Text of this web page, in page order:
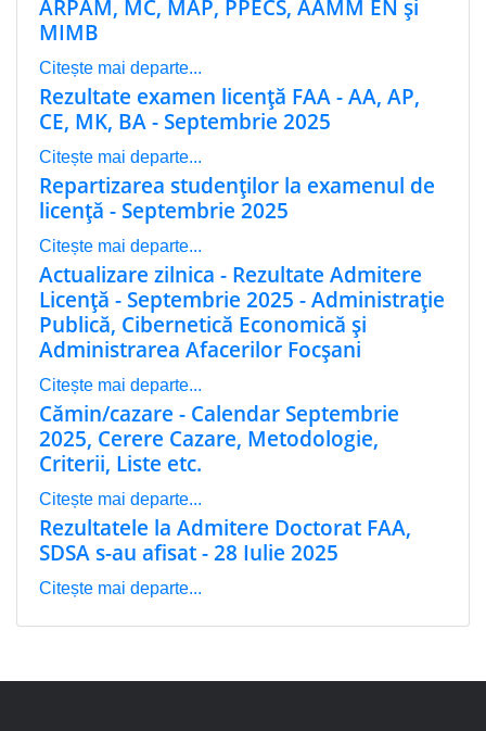
ARPAM, MC, MAP, PPECS, AAMM EN și
MIMB
Citește mai departe...
Rezultate examen licenţă FAA - AA, AP,
CE, MK, BA - Septembrie 2025
Citește mai departe...
Repartizarea studenţilor la examenul de
licenţă - Septembrie 2025
Citește mai departe...
Actualizare zilnica - Rezultate Admitere
Licenţă - Septembrie 2025 - Administraţie
Publică, Cibernetică Economică și
Administrarea Afacerilor Focșani
Citește mai departe...
Cămin/cazare - Calendar Septembrie
2025, Cerere Cazare, Metodologie,
Criterii, Liste etc.
Citește mai departe...
Rezultatele la Admitere Doctorat FAA,
SDSA s-au afisat - 28 Iulie 2025
Citește mai departe...